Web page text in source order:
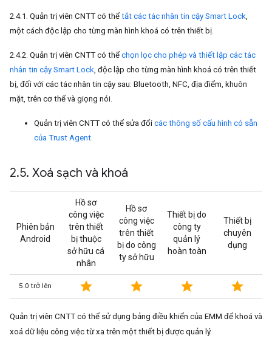
2.4.1. Quản trị viên CNTT có thể tắt các tác nhân tin cậy Smart Lock,
một cách độc lập cho từng màn hình khoá có trên thiết bị.
2.4.2. Quản trị viên CNTT có thể chọn lọc cho phép và thiết lập các tác
nhân tin cậy Smart Lock, độc lập cho từng màn hình khoá có trên thiết
bị, đối với các tác nhân tin cậy sau: Bluetooth, NFC, địa điểm, khuôn
mặt, trên cơ thể và giọng nói.
Quản trị viên CNTT có thể sửa đổi các thông số cấu hình có sẵn
của Trust Agent.
2.5. Xoá sạch và khoá
Phiên bản
Android
Hồ sơ
công việc
trên thiết
bị thuộc
sở hữu cá
nhân
Hồ sơ
công việc
trên thiết
bị do công
ty sở hữu
Thiết bị do
công ty
quản lý
hoàn toàn
Thiết bị
chuyên
dụng
5.0 trở lên star star star star
Quản trị viên CNTT có thể sử dụng bảng điều khiển của EMM để khoá và
xoá dữ liệu công việc từ xa trên một thiết bị được quản lý.